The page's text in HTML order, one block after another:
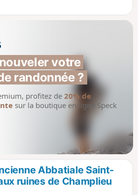
et lors
en forêt, le
l'Étang Sainte-
votre
randonnée ?
profitez de 20% de
sur la boutique en ligne Speck
Abbatiale Saint-
ruines de Champlieu